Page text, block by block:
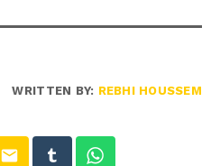
WRITTEN BY: REBHI HOUSSEM
email